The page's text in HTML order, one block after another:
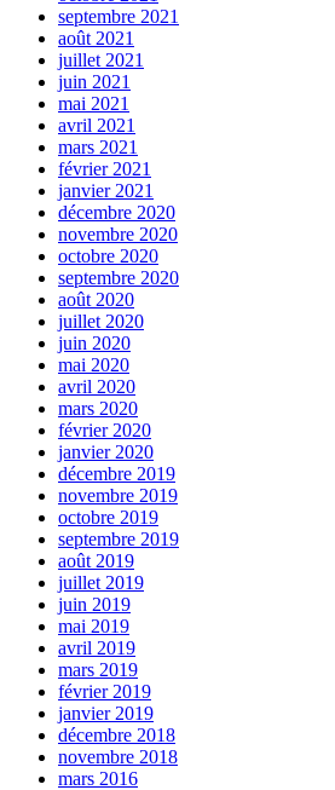
septembre 2021
août 2021
juillet 2021
juin 2021
mai 2021
avril 2021
mars 2021
février 2021
janvier 2021
décembre 2020
novembre 2020
octobre 2020
septembre 2020
août 2020
juillet 2020
juin 2020
mai 2020
avril 2020
mars 2020
février 2020
janvier 2020
décembre 2019
novembre 2019
octobre 2019
septembre 2019
août 2019
juillet 2019
juin 2019
mai 2019
avril 2019
mars 2019
février 2019
janvier 2019
décembre 2018
novembre 2018
mars 2016